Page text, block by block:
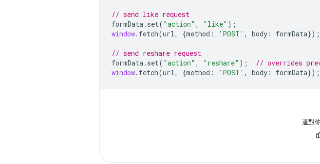
// send like request
formData. set( "action" , "like" );
window. fetch(url, {method : 'POST' , body : formData});
// send reshare request
formData. set( "action" , "reshare" );
// overrides
window. fetch(url, {method : 'POST' , body : formData});
這對